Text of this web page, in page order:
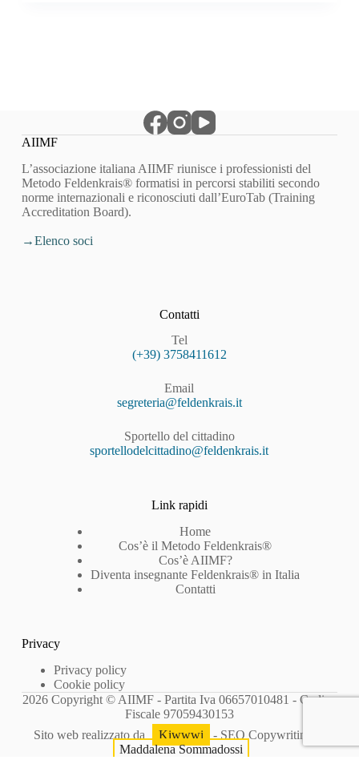
AIIMF
L’associazione italiana AIIMF riunisce i professionisti del
Metodo Feldenkrais® formatisi in percorsi stabiliti secondo
norme internazionali e riconosciuti dall’EuroTab (Training
Accreditation Board).
Elenco soci
Contatti
Tel
(+39) 3758411612
Email
segreteria@feldenkrais.it
Sportello del cittadino
sportellodelcittadino@feldenkrais.it
Link rapidi
Home
Cos’è il Metodo Feldenkrais®
Cos’è AIIMF?
Diventa insegnante Feldenkrais® in Italia
Contatti
Privacy
Privacy policy
Cookie policy
2026 Copyright © AIIMF - Partita Iva 06657010481 - Codice
Fiscale 97059430153
Sito web realizzato da
Kiwwwi
- SEO Copywriting di
Maddalena Sommadossi